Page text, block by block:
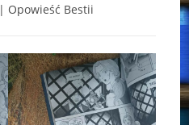
| Opowieść Bestii